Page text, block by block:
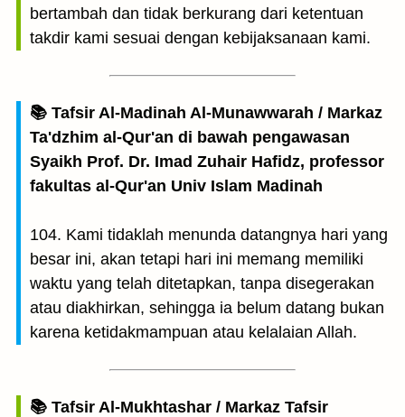
bertambah dan tidak berkurang dari ketentuan
takdir kami sesuai dengan kebijaksanaan kami.
📚 Tafsir Al-Madinah Al-Munawwarah / Markaz
Ta'dzhim al-Qur'an di bawah pengawasan
Syaikh Prof. Dr. Imad Zuhair Hafidz, professor
fakultas al-Qur'an Univ Islam Madinah
104. Kami tidaklah menunda datangnya hari yang
besar ini, akan tetapi hari ini memang memiliki
waktu yang telah ditetapkan, tanpa disegerakan
atau diakhirkan, sehingga ia belum datang bukan
karena ketidakmampuan atau kelalaian Allah.
📚 Tafsir Al-Mukhtashar / Markaz Tafsir